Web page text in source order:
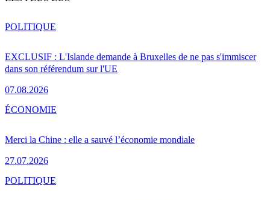
EXCLUSIF : L'Islande demande à Bruxelles de ne pas s'immiscer
dans son référendum sur l'UE
07.08.2026
POLITIQUE
Merci la Chine : elle a sauvé l’économie mondiale
27.07.2026
ÉCONOMIE
POLITIQUE